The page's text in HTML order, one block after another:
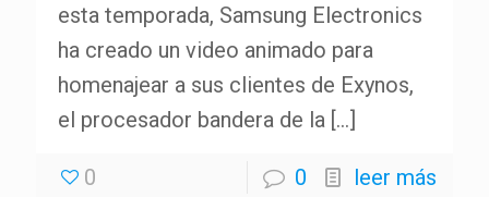
esta temporada, Samsung Electronics
ha creado un video animado para
homenajear a sus clientes de Exynos,
el procesador bandera de la […]
0 0 leer más